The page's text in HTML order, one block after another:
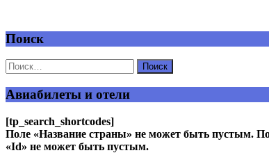
Добавить комментарий
Ваш адрес email не будет опубликован.
Поиск
Авиабилеты и отели
[tp_search_shortcodes]
Поле «Название страны» не может быть пустым.
«Id» не может быть пустым.